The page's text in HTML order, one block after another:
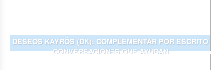
DESEOS KAYRÓS (DK): COMPLEMENTAR POR ESCRITO
CONVERSACIONES QUE AYUDAN